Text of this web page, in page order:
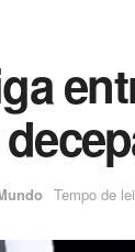
Tempo de